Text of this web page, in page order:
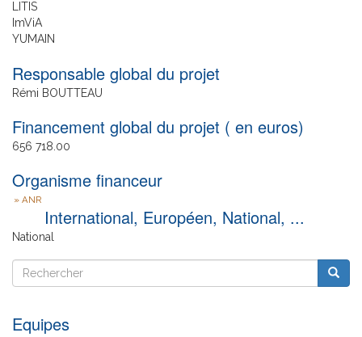
LITIS
ImViA
YUMAIN
Responsable global du projet
Rémi BOUTTEAU
Financement global du projet ( en euros)
656 718.00
Organisme financeur
ANR
International, Européen, National, ...
National
Rechercher
Rechercher
Equipes